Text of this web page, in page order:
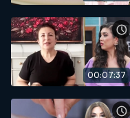
00:07:37